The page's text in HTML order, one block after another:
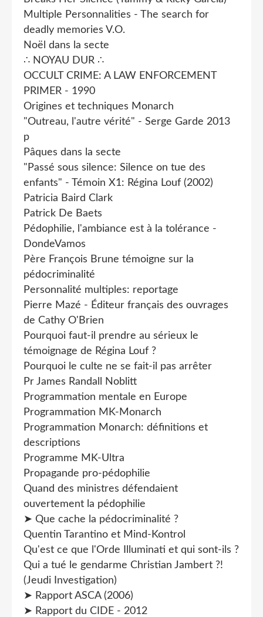
Multiple Personnalities - The search for
deadly memories V.O.
Noël dans la secte
∴ NOYAU DUR ∴
OCCULT CRIME: A LAW ENFORCEMENT
PRIMER - 1990
Origines et techniques Monarch
"Outreau, l'autre vérité" - Serge Garde 2013
p
Pâques dans la secte
"Passé sous silence: Silence on tue des
enfants" - Témoin X1: Régina Louf (2002)
Patricia Baird Clark
Patrick De Baets
Pédophilie, l'ambiance est à la tolérance -
DondeVamos
Père François Brune témoigne sur la
pédocriminalité
Personnalité multiples: reportage
Pierre Mazé - Éditeur français des ouvrages
de Cathy O'Brien
Pourquoi faut-il prendre au sérieux le
témoignage de Régina Louf ?
Pourquoi le culte ne se fait-il pas arrêter
Pr James Randall Noblitt
Programmation mentale en Europe
Programmation MK-Monarch
Programmation Monarch: définitions et
descriptions
Programme MK-Ultra
Propagande pro-pédophilie
Quand des ministres défendaient
ouvertement la pédophilie
➤ Que cache la pédocriminalité ?
Quentin Tarantino et Mind-Kontrol
Qu'est ce que l'Orde Illuminati et qui sont-ils ?
Qui a tué le gendarme Christian Jambert ?!
(Jeudi Investigation)
➤ Rapport ASCA (2006)
➤ Rapport du CIDE - 2012